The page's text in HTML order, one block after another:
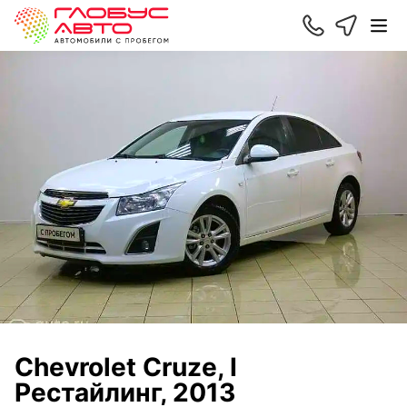
Chevrolet Cruze, I
Рестайлинг, 2013